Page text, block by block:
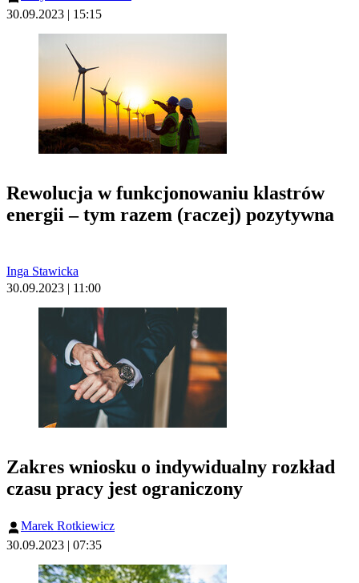
30.09.2023 | 15:15
Rewolucja w funkcjonowaniu klastrów
energii – tym razem (raczej) pozytywna
Inga Stawicka
30.09.2023 | 11:00
Zakres wniosku o indywidualny rozkład
czasu pracy jest ograniczony
Marek Rotkiewicz
30.09.2023 | 07:35